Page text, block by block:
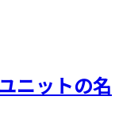
ニットの名